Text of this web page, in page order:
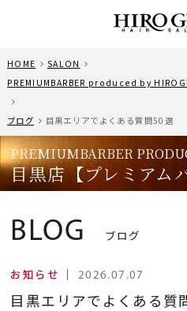
HOME
SALON
PREMIUMBARBER produced by
ブログ 目黒エリアでよくある質問50選
PREMIUMBARBER
目黒店【プレミアム
BLOG ブログ
お知らせ ｜ 2026.07.07
目黒エリアでよくある質